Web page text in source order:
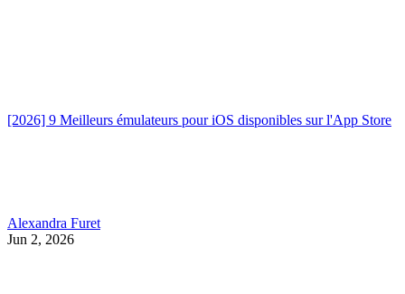
[2026] 9 Meilleurs émulateurs pour iOS disponibles sur l'App Store
Alexandra Furet
Jun 2, 2026